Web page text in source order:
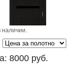
наличии.
8000 руб.